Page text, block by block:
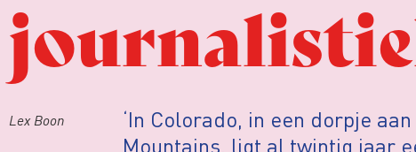
Lex Boon
‘In Colorado, in een dorpje
Mountains, ligt al twintig jaar